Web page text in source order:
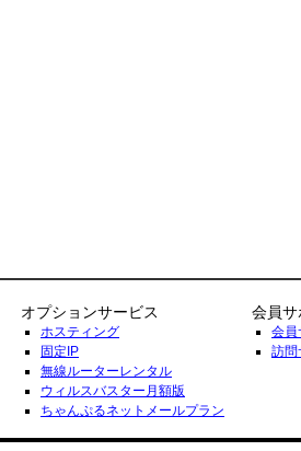
オプションサービス
ホスティング
固定IP
無線ルーターレンタル
ウィルスバスター月額版
ちゃんぷるネットメールプラン
会員サ
会員
訪問